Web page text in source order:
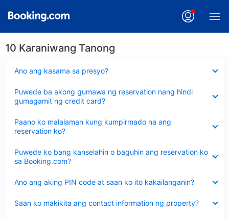
10 Karaniwang Tanong
Ano ang kasama sa presyo?
ang
Puwede ba akong gumawa ng reservation nang hindi
gumagamit ng credit card?
ang
sagot
Paano ko malalaman kung kumpirmado na ang
reservation ko?
ang
sagot
Puwede ko bang kanselahin o baguhin ang reservation ko
sa Booking.com?
ang
sagot
Ano ang aking PIN code at saan ko ito kakailanganin?
ang
Saan ko makikita ang contact information ng property?
ang